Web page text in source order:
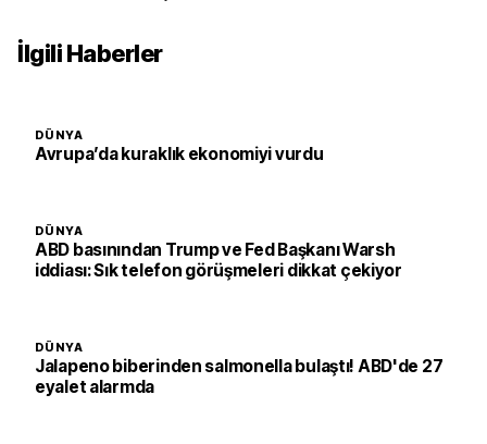
İlgili Haberler
DÜNYA
Avrupa’da kuraklık ekonomiyi vurdu
DÜNYA
ABD basınından Trump ve Fed Başkanı Warsh
iddiası: Sık telefon görüşmeleri dikkat çekiyor
DÜNYA
Jalapeno biberinden salmonella bulaştı! ABD'de 27
eyalet alarmda